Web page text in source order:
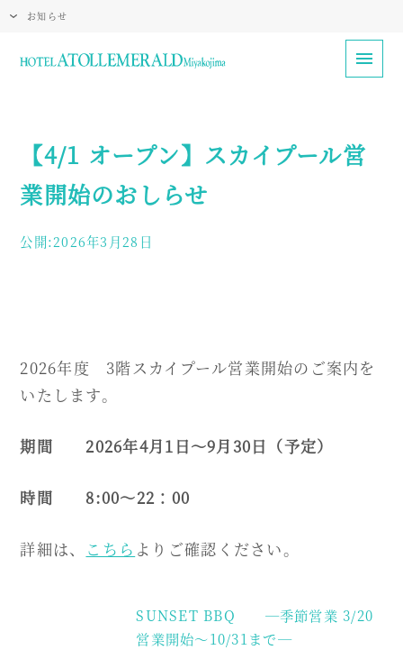
お知らせ
【4/1 オープン】スカイプール営
業開始のおしらせ
公開:2026年3月28日
2026年度 3階スカイプール営業開始のご案内を
いたします。
期間 2026年4月1日～9月30日（予定）
時間 8:00～22：00
詳細は、 こちら よりご確認ください。
SUNSET BBQ ―季節営業 3/20
営業開始～10/31まで―